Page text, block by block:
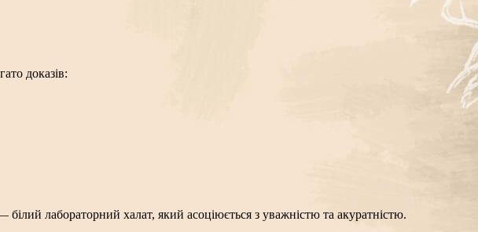
доказів:
лабораторний халат, який асоціюється з уважністю та акуратністю.